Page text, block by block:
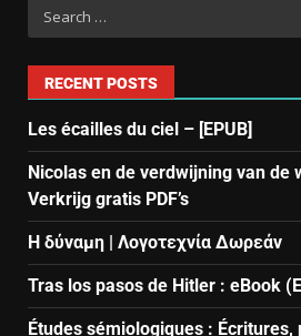
RECENT POSTS
Les écailles du ciel – [EPUB]
Nicolas en de verdwijning van de
Verkrijg gratis PDF’s
Η δύναμη | Λογοτεχνία Δωρεάν
Tras los pasos de Hitler : eBook
Études sémiologiques : Écritures,